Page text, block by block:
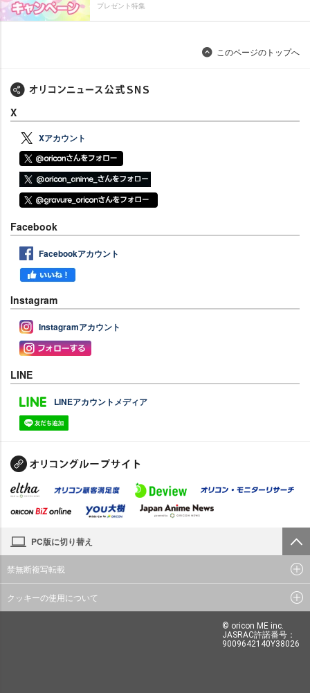
プレゼント特集
このページのトップへ
X
Xアカウント
Facebook
Facebookアカウント
Instagram
Instagramアカウント
LINE
LINEアカウントメディア
PC版に切り替え
禁無断複写転載
クッキーの使用について
© oricon ME inc.
JASRAC許諾番号：
9009642140Y38026